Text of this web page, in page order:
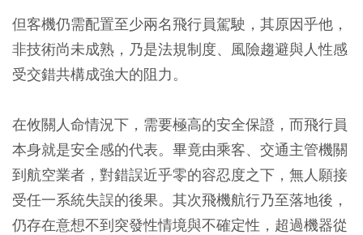
但客機仍需配置至少兩名飛行員駕駛，其原因乎他，
非技術尚未成熟，乃是法規制度、風險趨避與人性感
受交錯共構成強大的阻力。
在攸關人命情況下，需要極高的安全保證，而飛行員
本身就是安全感的代表。畢竟由乘客、交通主管機關
到航空業者，對錯誤近乎零的容忍度之下，無人願接
受任一系統失誤的後果。其次飛機航行乃至落地後，
仍存在意想不到突發性情境與不確定性，超過機器從